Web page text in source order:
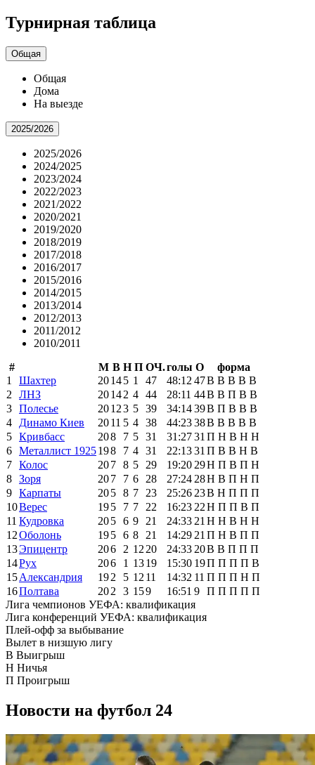
Турнирная таблица
Общая
Общая
Дома
На выезде
2025/2026
2025/2026
2024/2025
2023/2024
2022/2023
2021/2022
2020/2021
2019/2020
2018/2019
2017/2018
2016/2017
2015/2016
2014/2015
2013/2014
2012/2013
2011/2012
2010/2011
#
М В Н П ОЧ.голы О
форма
1
Шахтер 20145 1 47 48:12 47В В В В В
2
ЛНЗ 20142 4 44 28:11 44В В П В В
3 Полесье 20123 5 39 34:1439В П В В В
4
Динамо Киев 2011 5 4 38 44:2338В В В В В
5 Кривбасс 208 7 5 31 31:2731 П Н В Н Н
6 Металлист 1925198 7 4 31 22:1331 П В В Н В
7 Колос 207 8 5 29 19:20 29Н П В П Н
8 Зоря 207 7 6 28 27:24 28Н В П Н П
9 Карпаты 205 8 7 23 25:26 23В Н П П П
10Верес 195 7 7 22 16:23 22Н П П В П
11 Кудровка 205 6 9 21 24:33 21 Н Н В Н Н
12Оболонь 195 6 8 21 14:29 21 П Н В П П
13Эпицентр 206 2 12 20 24:33 20В В П П П
14Рух 206 1 1319 15:30 19П П П П В
15Александрия 192 5 12 11 14:32 11 П П П Н П
16Полтава 202 3 159 16:51 9 П П П П П
Лига чемпионов УЕФА: квалификация
Лига конференций УЕФА: квалификация
Плей-офф за выбывание
Вылет в низшую лигу
В Выигрыш
Н Ничья
П Проигрыш
Новости на футбол 24